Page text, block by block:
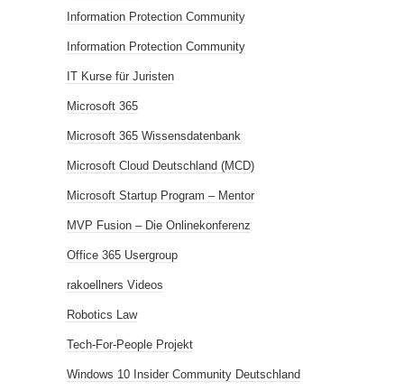
Information Protection Community
Information Protection Community
IT Kurse für Juristen
Microsoft 365
Microsoft 365 Wissensdatenbank
Microsoft Cloud Deutschland (MCD)
Microsoft Startup Program – Mentor
MVP Fusion – Die Onlinekonferenz
Office 365 Usergroup
rakoellners Videos
Robotics Law
Tech-For-People Projekt
Windows 10 Insider Community Deutschland